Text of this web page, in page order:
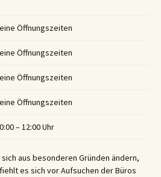
Öffnungszeiten
Öffnungszeiten
Öffnungszeiten
Öffnungszeiten
– 12:00 Uhr
aus besonderen Gründen ändern,
es sich vor Aufsuchen der Büros